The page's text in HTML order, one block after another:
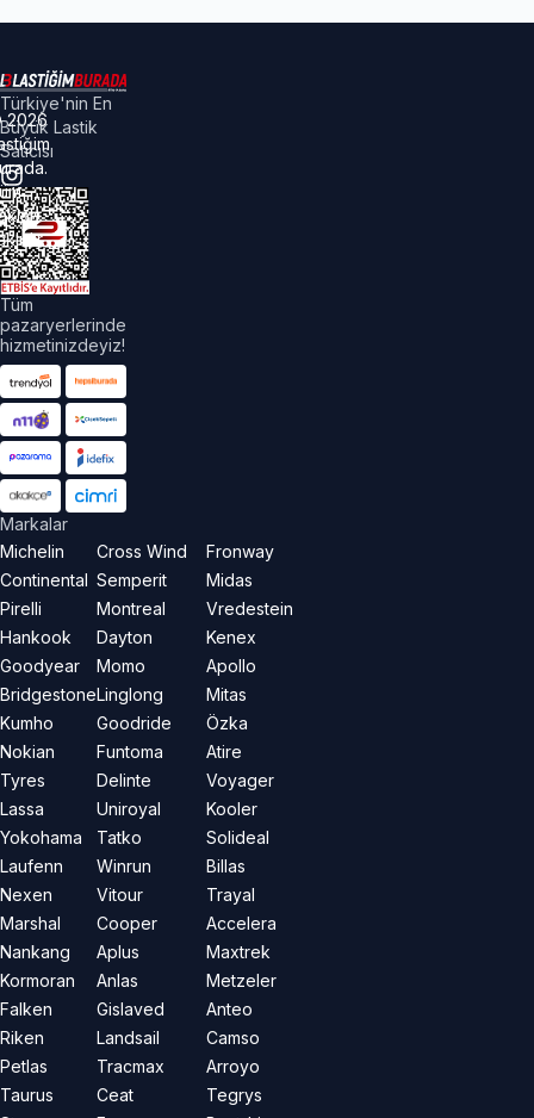
Türkiye'nin En
Büyük Lastik
Satıcısı
Tüm
pazaryerlerinde
hizmetinizdeyiz!
Markalar
Michelin
Continental
Pirelli
Hankook
Goodyear
Bridgestone
Kumho
Nokian
Tyres
Lassa
Yokohama
Laufenn
Nexen
Marshal
Nankang
Kormoran
Falken
Riken
Petlas
Taurus
Cross Wind
Semperit
Montreal
Dayton
Momo
Linglong
Goodride
Funtoma
Delinte
Uniroyal
Tatko
Winrun
Vitour
Cooper
Aplus
Anlas
Gislaved
Landsail
Tracmax
Ceat
Fronway
Midas
Vredestein
Kenex
Apollo
Mitas
Özka
Atire
Voyager
Kooler
Solideal
Billas
Trayal
Accelera
Maxtrek
Metzeler
Anteo
Camso
Arroyo
Tegrys
2026